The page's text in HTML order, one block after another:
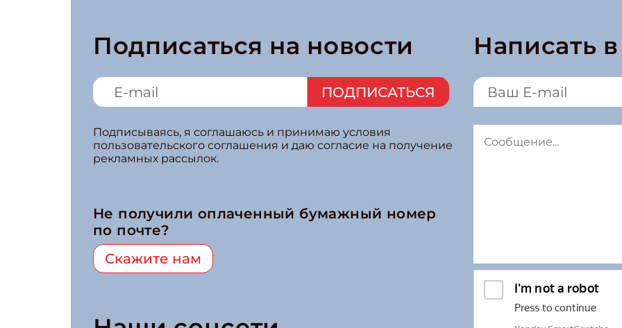
Подписаться на новости
ПОДПИСАТЬСЯ
Подписываясь, я соглашаюсь и принимаю условия
пользовательского соглашения и даю согласие на получение
рекламных рассылок.
Не получили оплаченный бумажный номер
по почте?
Скажите нам
Написать